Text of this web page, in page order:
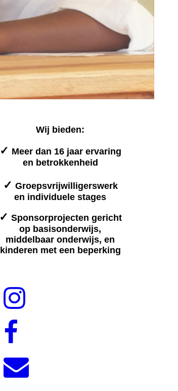
Wij bieden:
✓ Meer dan 16 jaar ervaring
en betrokkenheid
✓ Groepsvrijwilligerswerk
en individuele stages
✓ Sponsorprojecten gericht
op basisonderwijs,
middelbaar onderwijs, en
kinderen met een beperking